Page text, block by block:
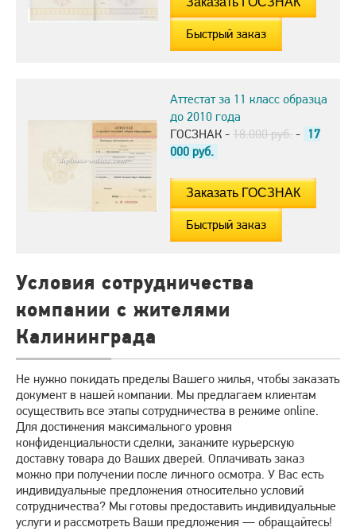
Быстрый заказ
Аттестат за 11 класс образца
до 2010 года
ГОСЗНАК - 18.000 руб. - 17
000 руб.
Быстрый заказ
Условия сотрудничества
компании с жителями
Калининграда
Не нужно покидать пределы Вашего жилья, чтобы заказать
документ в нашей компании. Мы предлагаем клиентам
осуществить все этапы сотрудничества в режиме online.
Для достижения максимального уровня
конфиденциальности сделки, закажите курьерскую
доставку товара до Ваших дверей. Оплачивать заказ
можно при получении после личного осмотра. У Вас есть
индивидуальные предложения относительно условий
сотрудничества? Мы готовы предоставить индивидуальные
услуги и рассмотреть Ваши предложения — обращайтесь!